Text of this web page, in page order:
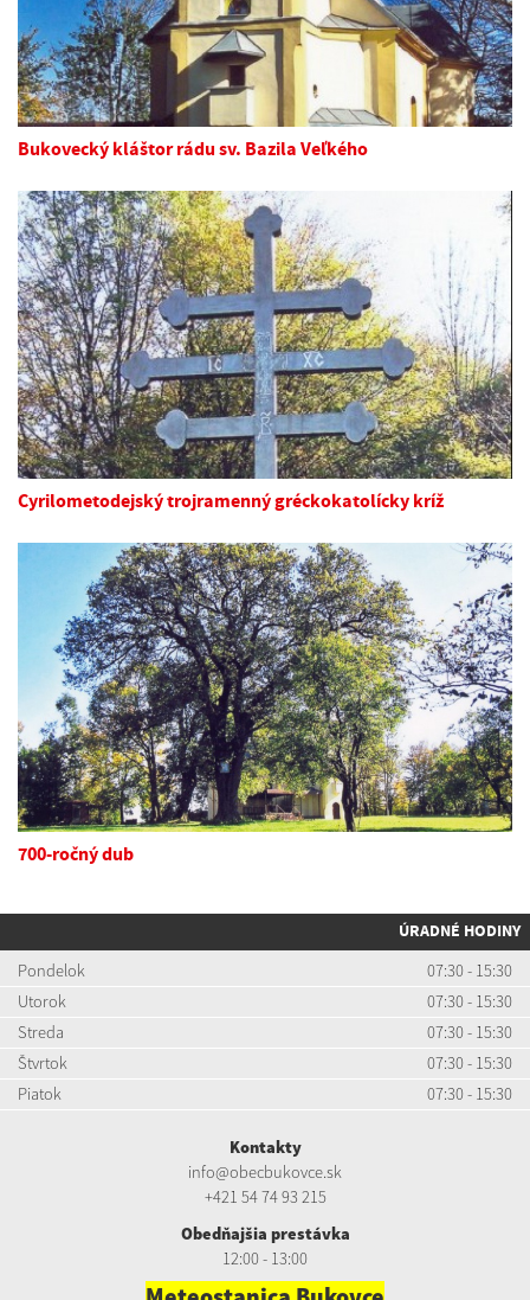
Bukovecký kláštor rádu sv. Bazila Veľkého
Cyrilometodejský trojramenný gréckokatolícky kríž
700-ročný dub
ÚRADNÉ HODINY
Pondelok
07:30 - 15:30
Utorok
07:30 - 15:30
Streda
07:30 - 15:30
Štvrtok
07:30 - 15:30
Piatok
07:30 - 15:30
Kontakty
info@obecbukovce.sk
+421 54 74 93 215
Obedňajšia prestávka
12:00 - 13:00